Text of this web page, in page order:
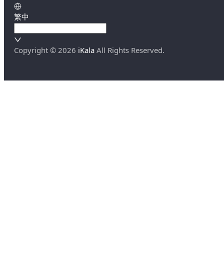
繁中
Copyright © 2026 iKala All Rights Reserved.